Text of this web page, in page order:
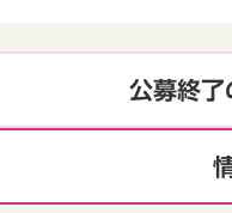
公募終了